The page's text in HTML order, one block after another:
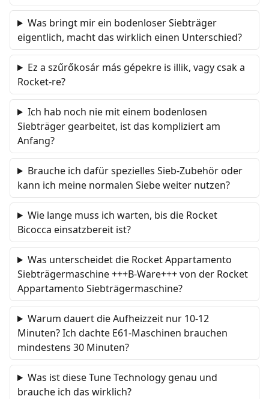
Was bringt mir ein bodenloser Siebträger
eigentlich, macht das wirklich einen Unterschied?
Ez a szűrőkosár más gépekre is illik, vagy csak a
Rocket-re?
Ich hab noch nie mit einem bodenlosen
Siebträger gearbeitet, ist das kompliziert am
Anfang?
Brauche ich dafür spezielles Sieb-Zubehör oder
kann ich meine normalen Siebe weiter nutzen?
Wie lange muss ich warten, bis die Rocket
Bicocca einsatzbereit ist?
Was unterscheidet die Rocket Appartamento
Siebträgermaschine +++B-Ware+++ von der Rocket
Appartamento Siebträgermaschine?
Warum dauert die Aufheizzeit nur 10-12
Minuten? Ich dachte E61-Maschinen brauchen
mindestens 30 Minuten?
Was ist diese Tune Technology genau und
brauche ich das wirklich?